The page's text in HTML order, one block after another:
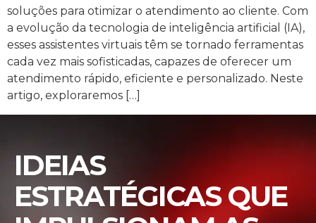
soluções para otimizar o atendimento ao cliente. Com
a evolução da tecnologia de inteligência artificial (IA),
esses assistentes virtuais têm se tornado ferramentas
cada vez mais sofisticadas, capazes de oferecer um
atendimento rápido, eficiente e personalizado. Neste
artigo, exploraremos […]
IDEIAS
ESTRATÉGICAS QUE